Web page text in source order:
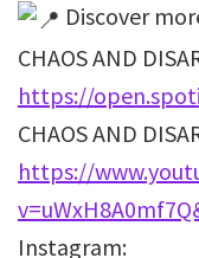
Discover
CHAOS AND
https://
CHAOS AND
https://
Instagram: